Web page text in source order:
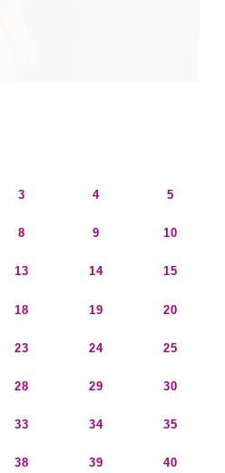
3 4 5
8 9 10
13 14 15
18 19 20
23 24 25
28 29 30
33 34 35
38 39 40